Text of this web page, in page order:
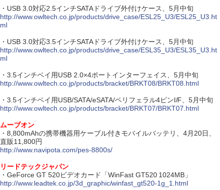
・USB 3.0対応2.5インチSATAドライブ外付けケース、5月中旬
http://www.owltech.co.jp/products/drive_case/ESL25_U3/ESL25_U3.ht
ml
・USB 3.0対応3.5インチSATAドライブ外付けケース、5月中旬
http://www.owltech.co.jp/products/drive_case/ESL35_U3/ESL35_U3.ht
ml
・3.5インチベイ用USB 2.0×4ポートインターフェイス、5月中旬
http://www.owltech.co.jp/products/bracket/BRKT08/BRKT08.html
・3.5インチベイ用USB/SATA/eSATA/ペリフェラル4ピンI/F、5月中旬
http://www.owltech.co.jp/products/bracket/BRKT07/BRKT07.html
ムーブオン
・8,800mAhの携帯機器用ケーブル付きモバイルバッテリ、4月20日、
直販11,800円
http://www.navipota.com/pes-8800s/
リードテックジャパン
・GeForce GT 520ビデオカード「WinFast GT520 1024MB」
http://www.leadtek.co.jp/3d_graphic/winfast_gt520-1g_1.html